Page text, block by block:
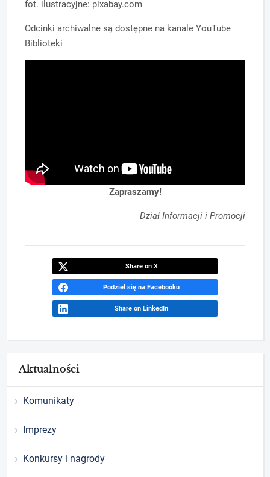
fot. ilustracyjne: pixabay.com
Odcinki archiwalne są dostępne na kanale YouTube
Biblioteki
Zapraszamy!
Dział Informacji i Promocji
Share on X
Podziel się na Facebooku
Share on LinkedIn
Aktualności
Komunikaty
Imprezy
Konkursy i nagrody